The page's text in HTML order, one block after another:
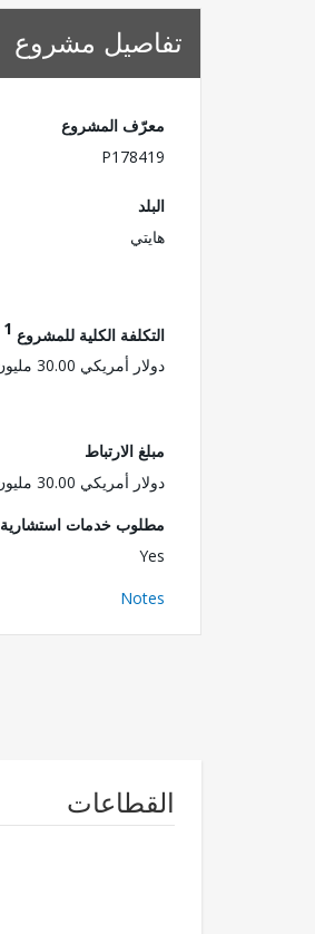
تفاصيل مشروع
معرّف المشروع
P178419
البلد
هايتي
التكلفة الكلية للمشروع 1
دولار أمريكي 30.00 مليون
مبلغ الارتباط
دولار أمريكي 30.00 مليون
مطلوب خدمات استشارية
Yes
Notes
القطاعات